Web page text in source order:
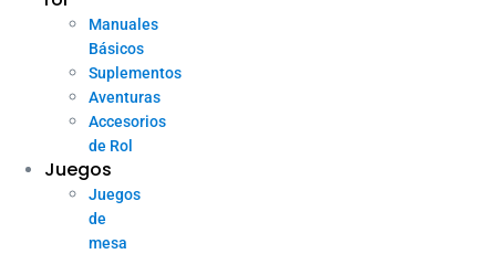
Manuales
Básicos
Suplementos
Aventuras
Accesorios
de Rol
Juegos
Juegos
de
mesa